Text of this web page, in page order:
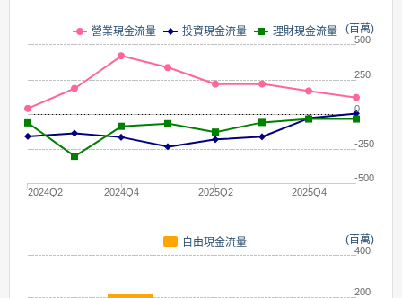
(百萬)
營業現金流量 投資現金流量 理財現金流量
2024Q2 2024Q4 2025Q2 2025Q4
-500
-250
0
250
500
(百萬)
自由現金流量
200
400